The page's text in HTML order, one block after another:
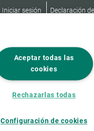
Iniciar sesión Declaración
Aceptar todas las
cookies
Rechazarlas todas
Configuración de cookies